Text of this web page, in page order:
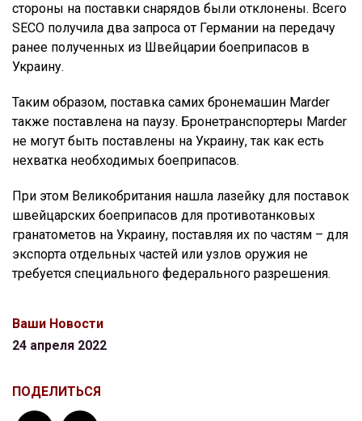
стороны на поставки снарядов были отклонены. Всего
SECO получила два запроса от Германии на передачу
ранее полученных из Швейцарии боеприпасов в
Украину.
Таким образом, поставка самих бронемашин Marder
также поставлена на паузу. Бронетранспортеры Marder
не могут быть поставлены на Украину, так как есть
нехватка необходимых боеприпасов.
При этом Великобритания нашла лазейку для поставок
швейцарских боеприпасов для противотанковых
гранатометов на Украину, поставляя их по частям – для
экспорта отдельных частей или узлов оружия не
требуется специального федерального разрешения.
Ваши Новости
24 апреля 2022
ПОДЕЛИТЬСЯ